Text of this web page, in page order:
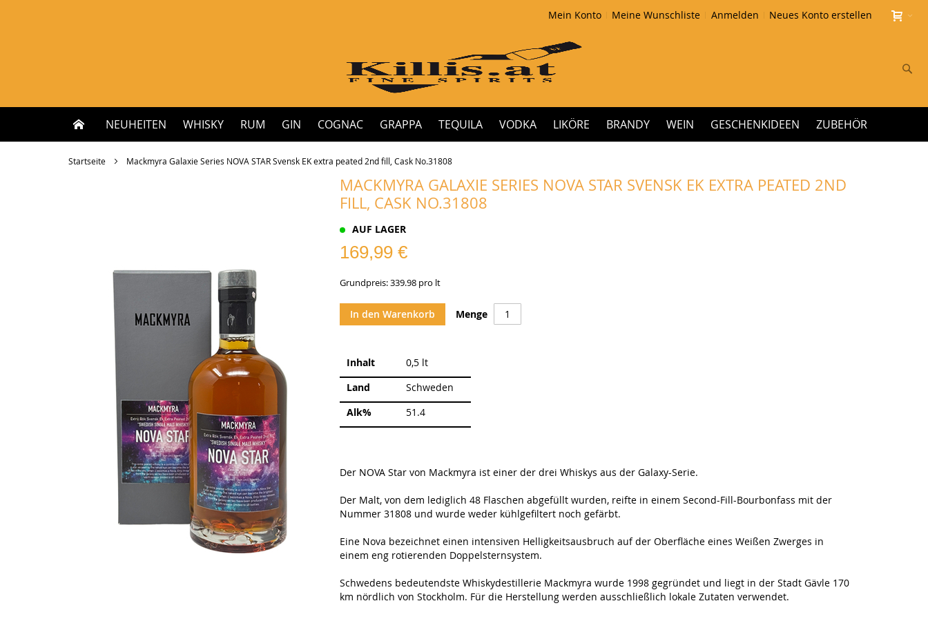
Mein Konto Meine Wunschliste Anmelden Neues Konto erstellen
NEUHEITEN WHISKY RUM GIN COGNAC GRAPPA TEQUILA VODKA LIKÖRE BRANDY WEIN GESCHENKIDEEN ZUBEHÖR
Startseite Mackmyra Galaxie Series NOVA STAR Svensk EK extra peated 2nd fill, Cask No.31808
MACKMYRA GALAXIE SERIES NOVA STAR SVENSK EK EXTRA PEATED 2ND
FILL, CASK NO.31808
AUF LAGER
169,99 €
Grundpreis: 339.98 pro lt
Menge
In den Warenkorb
Weitere
Inhalt
0,5 lt
Land
Schweden
Alk%
51.4
Der NOVA Star von Mackmyra ist einer der drei Whiskys aus der Galaxy-Serie.
Der Malt, von dem lediglich 48 Flaschen abgefüllt wurden, reifte in einem Second-Fill-Bourbonfass mit der
Nummer 31808 und wurde weder kühlgefiltert noch gefärbt.
Eine Nova bezeichnet einen intensiven Helligkeitsausbruch auf der Oberfläche eines Weißen Zwerges in
einem eng rotierenden Doppelsternsystem.
Schwedens bedeutendste Whiskydestillerie Mackmyra wurde 1998 gegründet und liegt in der Stadt Gävle 170
km nördlich von Stockholm. Für die Herstellung werden ausschließlich lokale Zutaten verwendet.